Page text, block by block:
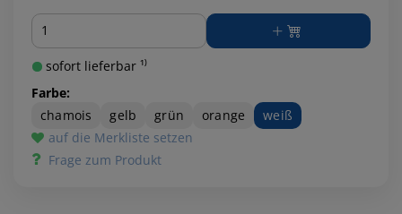
Menge
sofort lieferbar ¹⁾
Farbe:
chamois
gelb grün orange
weiß
auf die Merkliste setzen
Frage zum Produkt